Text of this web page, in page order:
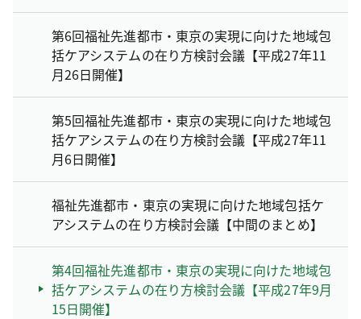
第6回福祉先進都市・東京の実現に向けた地域包
括ケアシステムの在り方検討会議【平成27年11
月26日開催】
第5回福祉先進都市・東京の実現に向けた地域包
括ケアシステムの在り方検討会議【平成27年11
月6日開催】
福祉先進都市・東京の実現に向けた地域包括ケ
アシステムの在り方検討会議【中間のまとめ】
第4回福祉先進都市・東京の実現に向けた地域包
括ケアシステムの在り方検討会議【平成27年9月
15日開催】